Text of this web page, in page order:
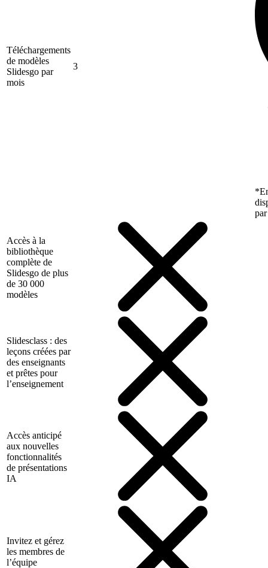
Téléchargements
de modèles
Slidesgo par
mois
3
Accès à la
bibliothèque
complète de
Slidesgo de plus
de 30 000
modèles
Slidesclass : des
leçons créées par
des enseignants
et prêtes pour
l’enseignement
Accès anticipé
aux nouvelles
fonctionnalités
de présentations
IA
Invitez et gérez
les membres de
l’équipe